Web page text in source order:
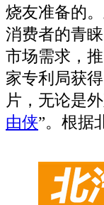
烧友准备的
消费者的青
市场需求，
家专利局获
片，无论是
由侠”。根据